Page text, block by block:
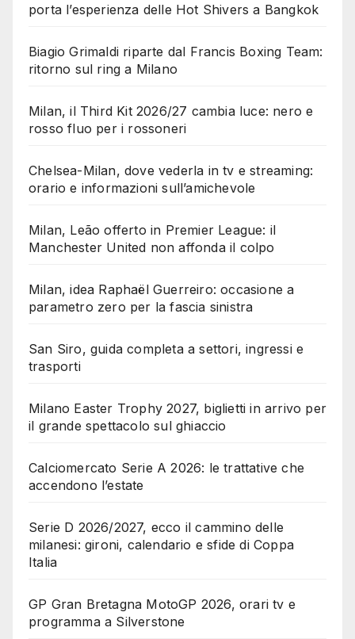
porta l’esperienza delle Hot Shivers a Bangkok
Biagio Grimaldi riparte dal Francis Boxing Team:
ritorno sul ring a Milano
Milan, il Third Kit 2026/27 cambia luce: nero e
rosso fluo per i rossoneri
Chelsea-Milan, dove vederla in tv e streaming:
orario e informazioni sull’amichevole
Milan, Leão offerto in Premier League: il
Manchester United non affonda il colpo
Milan, idea Raphaël Guerreiro: occasione a
parametro zero per la fascia sinistra
San Siro, guida completa a settori, ingressi e
trasporti
Milano Easter Trophy 2027, biglietti in arrivo per
il grande spettacolo sul ghiaccio
Calciomercato Serie A 2026: le trattative che
accendono l’estate
Serie D 2026/2027, ecco il cammino delle
milanesi: gironi, calendario e sfide di Coppa
Italia
GP Gran Bretagna MotoGP 2026, orari tv e
programma a Silverstone